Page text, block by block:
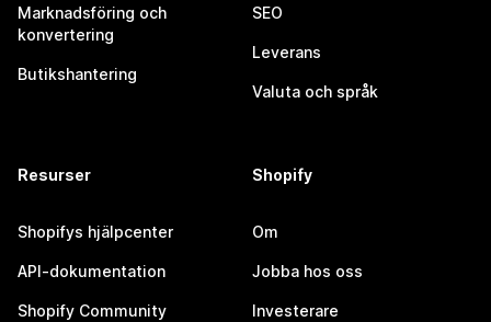
Marknadsföring och
konvertering
Butikshantering
SEO
Leverans
Valuta och språk
Resurser
Shopifys hjälpcenter
API-dokumentation
Shopify Community
Shopify
Om
Jobba hos oss
Investerare